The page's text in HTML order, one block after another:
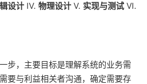
设计 IV. 物理设计 V. 实现与测试 VI.
步，主要目标是理解系统的业务需
要与利益相关者沟通，确定需要存